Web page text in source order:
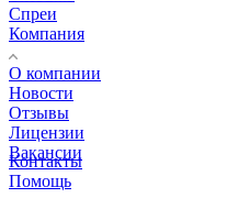
Спреи
Компания
О компании
Новости
Отзывы
Лицензии
Вакансии
Контакты
Помощь